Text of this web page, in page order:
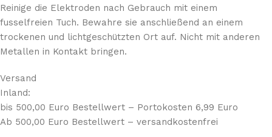
Reinige die Elektroden nach Gebrauch mit einem
fusselfreien Tuch. Bewahre sie anschließend an einem
trockenen und lichtgeschützten Ort auf. Nicht mit anderen
Metallen in Kontakt bringen.
Versand
Inland:
bis 500,00 Euro Bestellwert – Portokosten 6,99 Euro
Ab 500,00 Euro Bestellwert – versandkostenfrei